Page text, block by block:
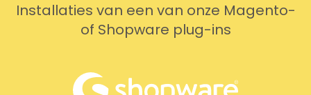
Installaties van een van onze Magento-
of Shopware plug-ins